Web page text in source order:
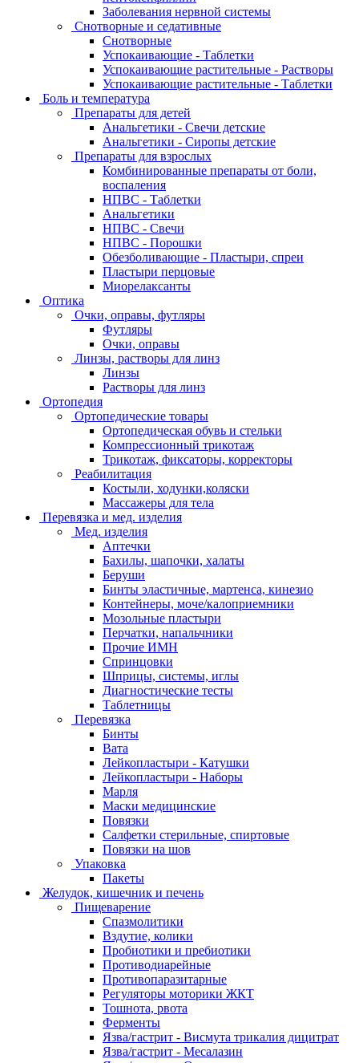
Заболевания нервной системы
Снотворные и седативные
Снотворные
Успокаивающие - Таблетки
Успокаивающие растительные - Растворы
Успокаивающие растительные - Таблетки
Боль и температура
Препараты для детей
Анальгетики - Свечи детские
Анальгетики - Сиропы детские
Препараты для взрослых
Комбинированные препараты от боли,
воспаления
НПВС - Таблетки
Анальгетики
НПВС - Свечи
НПВС - Порошки
Обезболивающие - Пластыри, спреи
Пластыри перцовые
Миорелаксанты
Оптика
Очки, оправы, футляры
Футляры
Очки, оправы
Линзы, растворы для линз
Линзы
Растворы для линз
Ортопедия
Ортопедические товары
Ортопедическая обувь и стельки
Компрессионный трикотаж
Трикотаж, фиксаторы, корректоры
Реабилитация
Костыли, ходунки,коляски
Массажеры для тела
Перевязка и мед. изделия
Мед. изделия
Аптечки
Бахилы, шапочки, халаты
Беруши
Бинты эластичные, мартенса, кинезио
Контейнеры, моче/калоприемники
Мозольные пластыри
Перчатки, напальчники
Прочие ИМН
Спринцовки
Шприцы, системы, иглы
Диагностические тесты
Таблетницы
Перевязка
Бинты
Вата
Лейкопластыри - Катушки
Лейкопластыри - Наборы
Марля
Маски медицинские
Повязки
Салфетки стерильные, спиртовые
Повязки на шов
Упаковка
Пакеты
Желудок, кишечник и печень
Пищеварение
Спазмолитики
Вздутие, колики
Пробиотики и пребиотики
Противодиарейные
Противопаразитарные
Регуляторы моторики ЖКТ
Тошнота, рвота
Ферменты
Язва/гастрит - Висмута трикалия дицитрат
Язва/гастрит - Месалазин